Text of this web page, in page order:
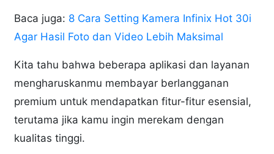
Baca juga: 8 Cara Setting Kamera Infinix Hot 30i
Agar Hasil Foto dan Video Lebih Maksimal
Kita tahu bahwa beberapa aplikasi dan layanan
mengharuskanmu membayar berlangganan
premium untuk mendapatkan fitur-fitur esensial,
terutama jika kamu ingin merekam dengan
kualitas tinggi.